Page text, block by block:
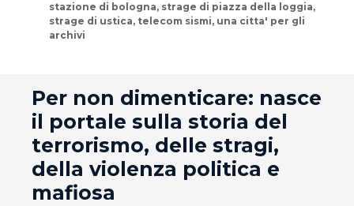
stazione di bologna, strage di piazza della loggia,
strage di ustica, telecom sismi, una citta' per gli
archivi
Per non dimenticare: nasce
il portale sulla storia del
terrorismo, delle stragi,
della violenza politica e
mafiosa